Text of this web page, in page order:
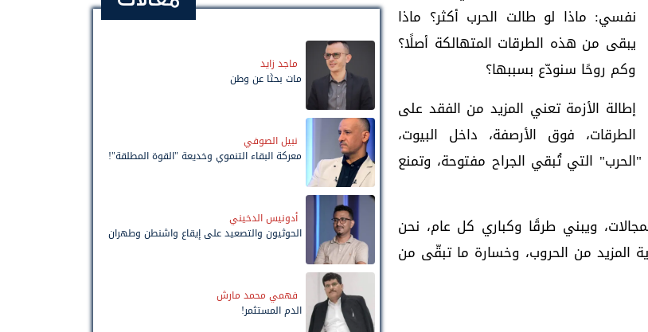
نفسي: ماذا لو طالت الحرب أكثر؟ ماذا
يبقى من هذه الطرقات المتهالكة أصلًا؟
وكم روحًا سنودّع بسببها؟
إطالة الأزمة تعني المزيد من الفقد على
الطرقات، فوق الأرصفة، داخل البيوت،
التي تُبقي الجراح مفتوحة، وتمنع
ويبني طرقًا وكباري كل عام، نحن
المزيد من الحروب، وخسارة ما تبقّى من
ماجد زايد
مات بحثًا عن وطن
نبيل الصوفي
معركة البقاء التنموي وخديعة "القوة المطلقة"!
أدونيس الدخيني
الحوثيون والتصعيد على إيقاع واشنطن وطهران
فهمي محمد مارش
الدم المستثمر!